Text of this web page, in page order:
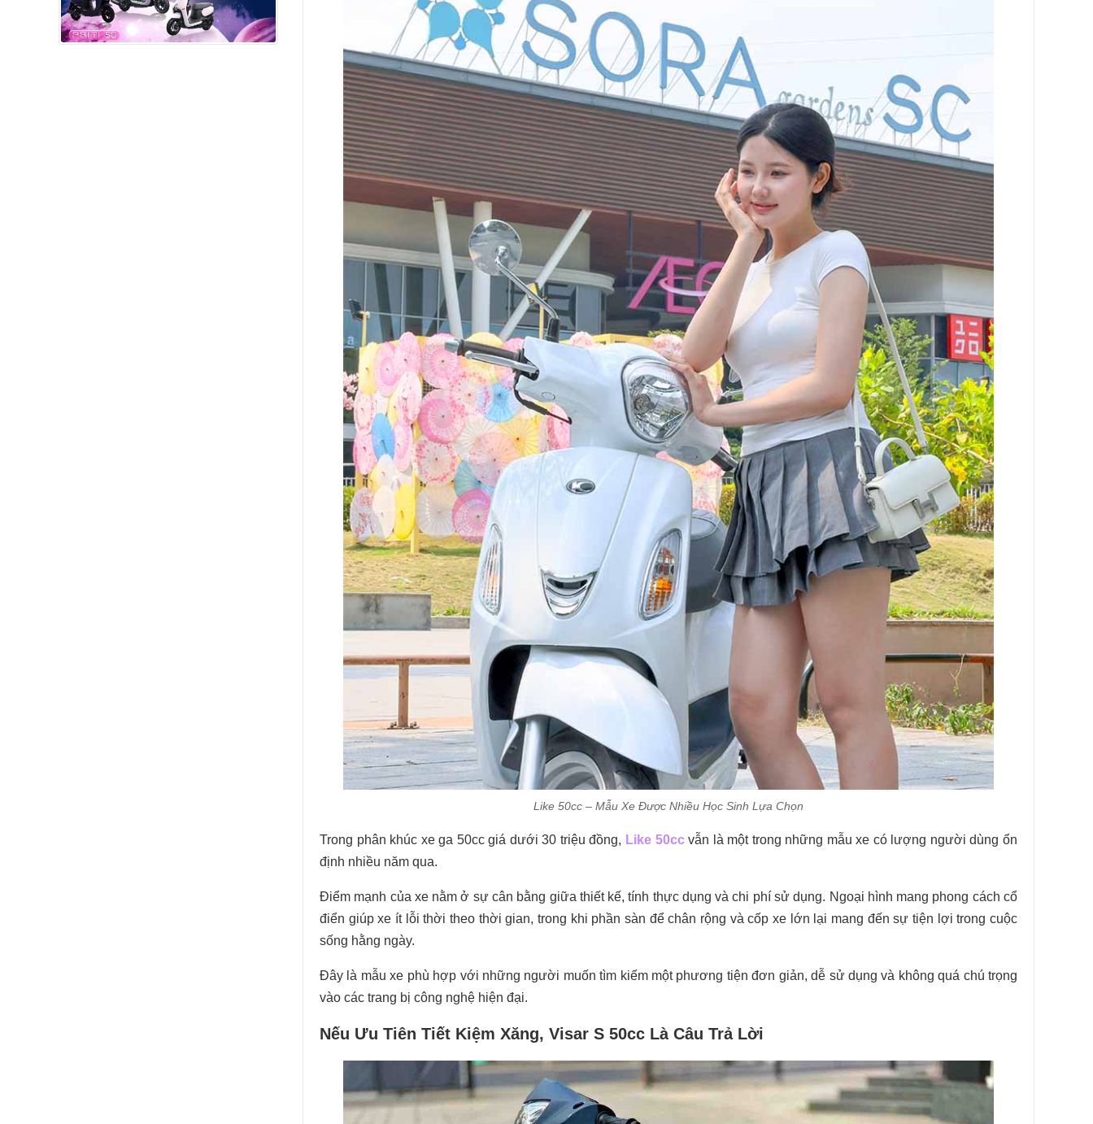
Like 50cc – Mẫu Xe Được Nhiều Học Sinh Lựa Chọn
Trong phân khúc xe ga 50cc giá dưới 30 triệu đồng, Like 50ccvẫn là một trong những mẫu xe có lượng người dùng ổn
định nhiều năm qua.
Điểm mạnh của xe nằm ở sự cân bằng giữa thiết kế, tính thực dụng và chi phí sử dụng. Ngoại hình mang phong cách cổ
điển giúp xe ít lỗi thời theo thời gian, trong khi phần sàn để chân rộng và cốp xe lớn lại mang đến sự tiện lợi trong cuộc
sống hằng ngày.
Đây là mẫu xe phù hợp với những người muốn tìm kiếm một phương tiện đơn giản, dễ sử dụng và không quá chú trọng
vào các trang bị công nghệ hiện đại.
Nếu Ưu Tiên Tiết Kiệm Xăng, Visar S 50cc Là Câu Trả Lời